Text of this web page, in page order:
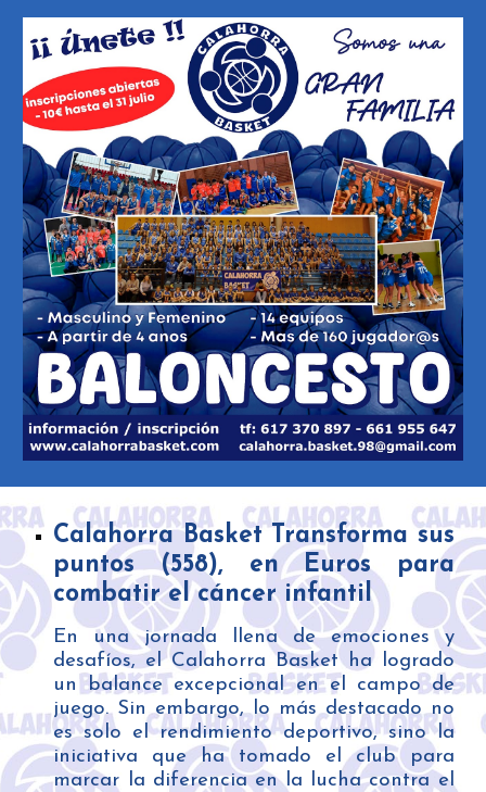
Calahorra Basket Transforma sus
puntos (558), en Euros para
combatir el cáncer infantil
En una jornada llena de emociones y
desafíos, el Calahorra Basket ha logrado
un balance excepcional en el campo de
juego. Sin embargo, lo más destacado no
es solo el rendimiento deportivo, sino la
iniciativa que ha tomado el club para
marcar la diferencia en la lucha contra el